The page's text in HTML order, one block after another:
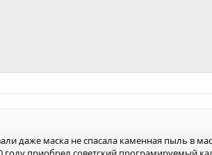
даже маска не спасала каменная пыль в